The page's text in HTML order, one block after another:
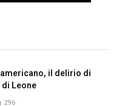
il delirio di
Leone
296